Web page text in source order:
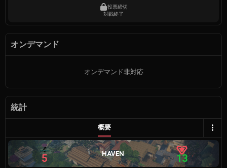
投票締切
対戦終了
オンデマンド
オンデマンド非対応
統計
概要
5 HAVEN 13